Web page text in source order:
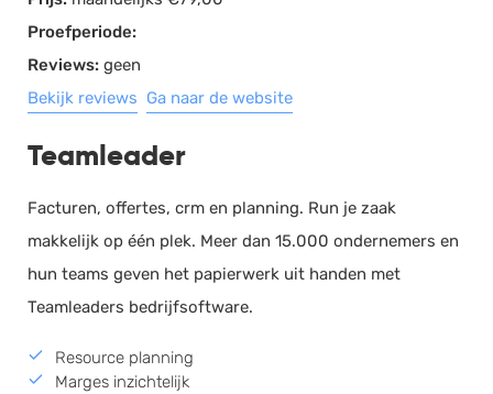
Proefperiode:
Reviews: geen
Bekijk reviews Ga naar de website
Teamleader
Facturen, offertes, crm en planning. Run je zaak
makkelijk op één plek. Meer dan 15.000 ondernemers en
hun teams geven het papierwerk uit handen met
Teamleaders bedrijfsoftware.
Resource planning
Marges inzichtelijk